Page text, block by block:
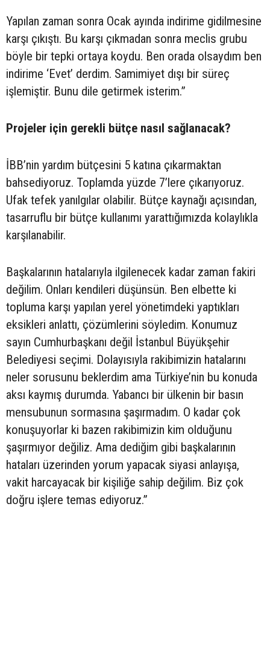
Yapılan zaman sonra Ocak ayında indirime gidilmesine
karşı çıkıştı. Bu karşı çıkmadan sonra meclis grubu
böyle bir tepki ortaya koydu. Ben orada olsaydım ben
indirime ‘Evet’ derdim. Samimiyet dışı bir süreç
işlemiştir. Bunu dile getirmek isterim.”
Projeler için gerekli bütçe nasıl sağlanacak?
İBB’nin yardım bütçesini 5 katına çıkarmaktan
bahsediyoruz. Toplamda yüzde 7’lere çıkarıyoruz.
Ufak tefek yanılgılar olabilir. Bütçe kaynağı açısından,
tasarruflu bir bütçe kullanımı yarattığımızda kolaylıkla
karşılanabilir.
Başkalarının hatalarıyla ilgilenecek kadar zaman fakiri
değilim. Onları kendileri düşünsün. Ben elbette ki
topluma karşı yapılan yerel yönetimdeki yaptıkları
eksikleri anlattı, çözümlerini söyledim. Konumuz
sayın Cumhurbaşkanı değil İstanbul Büyükşehir
Belediyesi seçimi. Dolayısıyla rakibimizin hatalarını
neler sorusunu beklerdim ama Türkiye’nin bu konuda
aksı kaymış durumda. Yabancı bir ülkenin bir basın
mensubunun sormasına şaşırmadım. O kadar çok
konuşuyorlar ki bazen rakibimizin kim olduğunu
şaşırmıyor değiliz. Ama dediğim gibi başkalarının
hataları üzerinden yorum yapacak siyasi anlayışa,
vakit harcayacak bir kişiliğe sahip değilim. Biz çok
doğru işlere temas ediyoruz.”